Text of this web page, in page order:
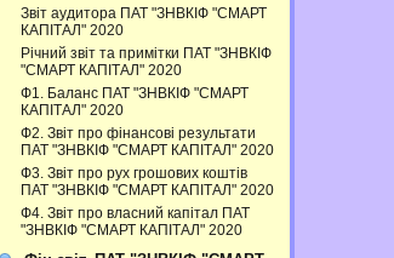
Звіт аудитора ПАТ "ЗНВКІФ "СМАРТ
КАПІТАЛ" 2020
Річний звіт та примітки ПАТ "ЗНВКІФ
"СМАРТ КАПІТАЛ" 2020
Ф1. Баланс ПАТ "ЗНВКІФ "СМАРТ
КАПІТАЛ" 2020
Ф2. Звіт про фінансові результати
ПАТ "ЗНВКІФ "СМАРТ КАПІТАЛ" 2020
Ф3. Звiт про рух грошових коштiв
ПАТ "ЗНВКІФ "СМАРТ КАПІТАЛ" 2020
Ф4. Звіт про власний капітал ПАТ
"ЗНВКІФ "СМАРТ КАПІТАЛ" 2020